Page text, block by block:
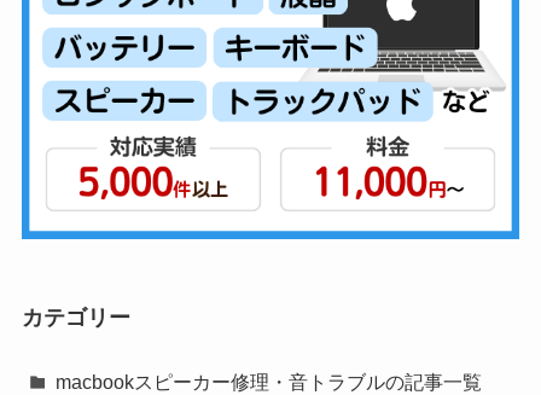
カテゴリー
macbookスピーカー修理・音トラブルの記事一覧